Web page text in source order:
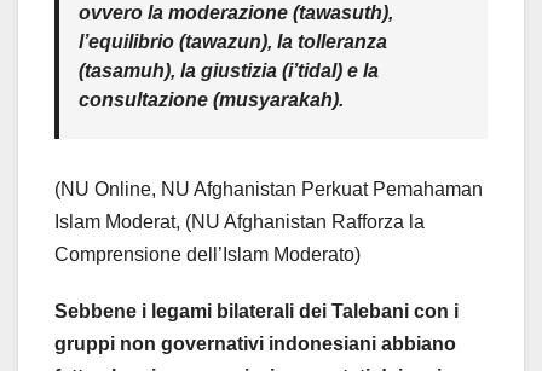
ovvero la moderazione (tawasuth),
l’equilibrio (tawazun), la tolleranza
(tasamuh), la giustizia (i’tidal) e la
consultazione (musyarakah).
(NU Online, NU Afghanistan Perkuat Pemahaman
Islam Moderat, (NU Afghanistan Rafforza la
Comprensione dell’Islam Moderato)
Sebbene i legami bilaterali dei Talebani con i
gruppi non governativi indonesiani abbiano